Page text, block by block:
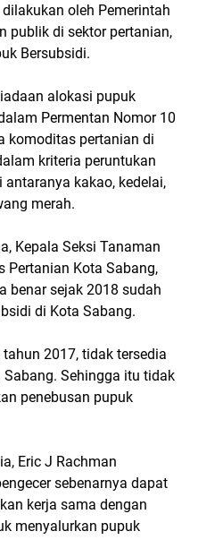
oleh Pemerintah
publik di sektor pertanian,
Bersubsidi.
alokasi pupuk
Permentan Nomor 10
komoditas pertanian di
kriteria peruntukan
kakao, kedelai,
merah.
Kepala Seksi Tanaman
Pertanian Kota Sabang,
benar sejak 2018 sudah
di Kota Sabang.
2017, tidak tersedia
Sehingga itu tidak
penebusan pupuk
Eric J Rachman
sebenarnya dapat
kerja sama dengan
menyalurkan pupuk